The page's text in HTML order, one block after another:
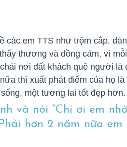
các em TTS như trộm cắp,
thương và đồng cảm, vì
nơi đất khách quê người là
thì xuất phát điểm của họ là
một tương lai tốt đẹp hơn.
và nói “Chị ơi em
hơn 2 năm nữa em